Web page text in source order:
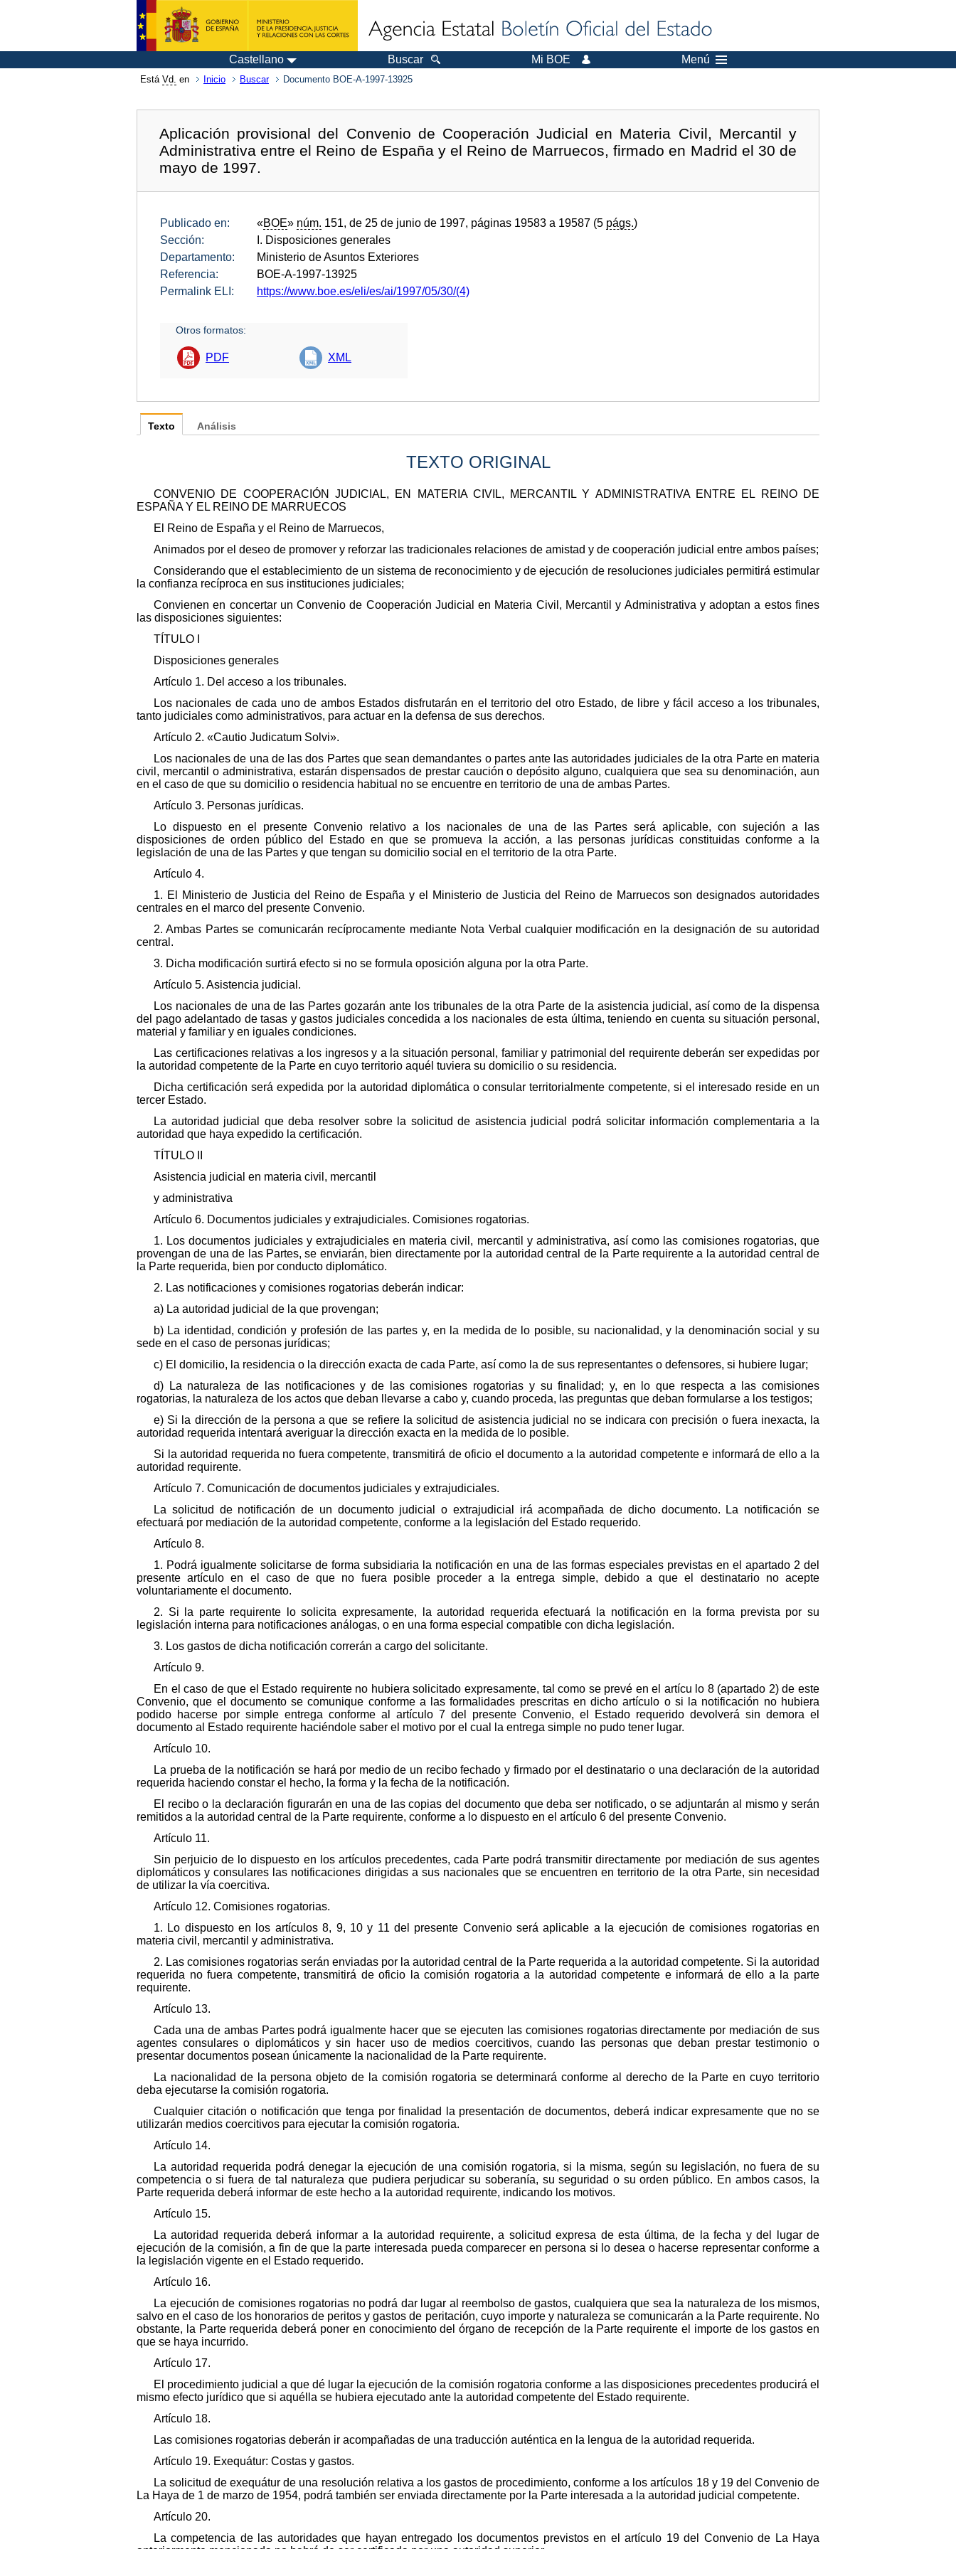
Castellano Buscar Mi BOE Menú
Está Vd. en Inicio Buscar Documento BOE-A-1997-13925
Aplicación provisional del Convenio de Cooperación Judicial en Materia Civil, Mercantil y
Administrativa entre el Reino de España y el Reino de Marruecos, firmado en Madrid el 30 de
mayo de 1997.
Publicado en: «BOE» núm. 151, de 25 de junio de 1997, páginas 19583 a 19587 (5 págs.)
Sección:
I. Disposiciones generales
Departamento:
Ministerio de Asuntos Exteriores
Referencia:
BOE-A-1997-13925
Permalink ELI:
https://www.boe.es/eli/es/ai/1997/05/30/(4)
Otros formatos:
PDF XML
Texto
TEXTO ORIGINAL
CONVENIO DE COOPERACIÓN JUDICIAL, EN MATERIA CIVIL, MERCANTIL Y ADMINISTRATIVA ENTRE EL REINO DE
ESPAÑA Y EL REINO DE MARRUECOS
El Reino de España y el Reino de Marruecos,
Animados por el deseo de promover y reforzar las tradicionales relaciones de amistad y de cooperación judicial entre ambos países;
Considerando que el establecimiento de un sistema de reconocimiento y de ejecución de resoluciones judiciales permitirá estimular
la confianza recíproca en sus instituciones judiciales;
Convienen en concertar un Convenio de Cooperación Judicial en Materia Civil, Mercantil y Administrativa y adoptan a estos fines
las disposiciones siguientes:
TÍTULO I
Disposiciones generales
Artículo 1. Del acceso a los tribunales.
Los nacionales de cada uno de ambos Estados disfrutarán en el territorio del otro Estado, de libre y fácil acceso a los tribunales,
tanto judiciales como administrativos, para actuar en la defensa de sus derechos.
Artículo 2. «Cautio Judicatum Solvi».
Los nacionales de una de las dos Partes que sean demandantes o partes ante las autoridades judiciales de la otra Parte en materia
civil, mercantil o administrativa, estarán dispensados de prestar caución o depósito alguno, cualquiera que sea su denominación, aun
en el caso de que su domicilio o residencia habitual no se encuentre en territorio de una de ambas Partes.
Artículo 3. Personas jurídicas.
Lo dispuesto en el presente Convenio relativo a los nacionales de una de las Partes será aplicable, con sujeción a las
disposiciones de orden público del Estado en que se promueva la acción, a las personas jurídicas constituidas conforme a la
legislación de una de las Partes y que tengan su domicilio social en el territorio de la otra Parte.
Artículo 4.
1. El Ministerio de Justicia del Reino de España y el Ministerio de Justicia del Reino de Marruecos son designados autoridades
centrales en el marco del presente Convenio.
2. Ambas Partes se comunicarán recíprocamente mediante Nota Verbal cualquier modificación en la designación de su autoridad
central.
3. Dicha modificación surtirá efecto si no se formula oposición alguna por la otra Parte.
Artículo 5. Asistencia judicial.
Los nacionales de una de las Partes gozarán ante los tribunales de la otra Parte de la asistencia judicial, así como de la dispensa
del pago adelantado de tasas y gastos judiciales concedida a los nacionales de esta última, teniendo en cuenta su situación personal,
material y familiar y en iguales condiciones.
Las certificaciones relativas a los ingresos y a la situación personal, familiar y patrimonial del requirente deberán ser expedidas por
la autoridad competente de la Parte en cuyo territorio aquél tuviera su domicilio o su residencia.
Dicha certificación será expedida por la autoridad diplomática o consular territorialmente competente, si el interesado reside en un
tercer Estado.
La autoridad judicial que deba resolver sobre la solicitud de asistencia judicial podrá solicitar información complementaria a la
autoridad que haya expedido la certificación.
TÍTULO II
Asistencia judicial en materia civil, mercantil
y administrativa
Artículo 6. Documentos judiciales y extrajudiciales. Comisiones rogatorias.
1. Los documentos judiciales y extrajudiciales en materia civil, mercantil y administrativa, así como las comisiones rogatorias, que
provengan de una de las Partes, se enviarán, bien directamente por la autoridad central de la Parte requirente a la autoridad central de
la Parte requerida, bien por conducto diplomático.
2. Las notificaciones y comisiones rogatorias deberán indicar:
a) La autoridad judicial de la que provengan;
b) La identidad, condición y profesión de las partes y, en la medida de lo posible, su nacionalidad, y la denominación social y su
sede en el caso de personas jurídicas;
c) El domicilio, la residencia o la dirección exacta de cada Parte, así como la de sus representantes o defensores, si hubiere lugar;
d) La naturaleza de las notificaciones y de las comisiones rogatorias y su finalidad; y, en lo que respecta a las comisiones
rogatorias, la naturaleza de los actos que deban llevarse a cabo y, cuando proceda, las preguntas que deban formularse a los testigos;
e) Si la dirección de la persona a que se refiere la solicitud de asistencia judicial no se indicara con precisión o fuera inexacta, la
autoridad requerida intentará averiguar la dirección exacta en la medida de lo posible.
Si la autoridad requerida no fuera competente, transmitirá de oficio el documento a la autoridad competente e informará de ello a la
autoridad requirente.
Artículo 7. Comunicación de documentos judiciales y extrajudiciales.
La solicitud de notificación de un documento judicial o extrajudicial irá acompañada de dicho documento. La notificación se
efectuará por mediación de la autoridad competente, conforme a la legislación del Estado requerido.
Artículo 8.
1. Podrá igualmente solicitarse de forma subsidiaria la notificación en una de las formas especiales previstas en el apartado 2 del
presente artículo en el caso de que no fuera posible proceder a la entrega simple, debido a que el destinatario no acepte
voluntariamente el documento.
2. Si la parte requirente lo solicita expresamente, la autoridad requerida efectuará la notificación en la forma prevista por su
legislación interna para notificaciones análogas, o en una forma especial compatible con dicha legislación.
3. Los gastos de dicha notificación correrán a cargo del solicitante.
Artículo 9.
En el caso de que el Estado requirente no hubiera solicitado expresamente, tal como se prevé en el artícu lo 8 (apartado 2) de este
Convenio, que el documento se comunique conforme a las formalidades prescritas en dicho artículo o si la notificación no hubiera
podido hacerse por simple entrega conforme al artículo 7 del presente Convenio, el Estado requerido devolverá sin demora el
documento al Estado requirente haciéndole saber el motivo por el cual la entrega simple no pudo tener lugar.
Artículo 10.
La prueba de la notificación se hará por medio de un recibo fechado y firmado por el destinatario o una declaración de la autoridad
requerida haciendo constar el hecho, la forma y la fecha de la notificación.
El recibo o la declaración figurarán en una de las copias del documento que deba ser notificado, o se adjuntarán al mismo y serán
remitidos a la autoridad central de la Parte requirente, conforme a lo dispuesto en el artículo 6 del presente Convenio.
Artículo 11.
Sin perjuicio de lo dispuesto en los artículos precedentes, cada Parte podrá transmitir directamente por mediación de sus agentes
diplomáticos y consulares las notificaciones dirigidas a sus nacionales que se encuentren en territorio de la otra Parte, sin necesidad
de utilizar la vía coercitiva.
Artículo 12. Comisiones rogatorias.
1. Lo dispuesto en los artículos 8, 9, 10 y 11 del presente Convenio será aplicable a la ejecución de comisiones rogatorias en
materia civil, mercantil y administrativa.
2. Las comisiones rogatorias serán enviadas por la autoridad central de la Parte requerida a la autoridad competente. Si la autoridad
requerida no fuera competente, transmitirá de oficio la comisión rogatoria a la autoridad competente e informará de ello a la parte
requirente.
Artículo 13.
Cada una de ambas Partes podrá igualmente hacer que se ejecuten las comisiones rogatorias directamente por mediación de sus
agentes consulares o diplomáticos y sin hacer uso de medios coercitivos, cuando las personas que deban prestar testimonio o
presentar documentos posean únicamente la nacionalidad de la Parte requirente.
La nacionalidad de la persona objeto de la comisión rogatoria se determinará conforme al derecho de la Parte en cuyo territorio
deba ejecutarse la comisión rogatoria.
Cualquier citación o notificación que tenga por finalidad la presentación de documentos, deberá indicar expresamente que no se
utilizarán medios coercitivos para ejecutar la comisión rogatoria.
Artículo 14.
La autoridad requerida podrá denegar la ejecución de una comisión rogatoria, si la misma, según su legislación, no fuera de su
competencia o si fuera de tal naturaleza que pudiera perjudicar su soberanía, su seguridad o su orden público. En ambos casos, la
Parte requerida deberá informar de este hecho a la autoridad requirente, indicando los motivos.
Artículo 15.
La autoridad requerida deberá informar a la autoridad requirente, a solicitud expresa de esta última, de la fecha y del lugar de
ejecución de la comisión, a fin de que la parte interesada pueda comparecer en persona si lo desea o hacerse representar conforme a
la legislación vigente en el Estado requerido.
Artículo 16.
La ejecución de comisiones rogatorias no podrá dar lugar al reembolso de gastos, cualquiera que sea la naturaleza de los mismos,
salvo en el caso de los honorarios de peritos y gastos de peritación, cuyo importe y naturaleza se comunicarán a la Parte requirente. No
obstante, la Parte requerida deberá poner en conocimiento del órgano de recepción de la Parte requirente el importe de los gastos en
que se haya incurrido.
Artículo 17.
El procedimiento judicial a que dé lugar la ejecución de la comisión rogatoria conforme a las disposiciones precedentes producirá el
mismo efecto jurídico que si aquélla se hubiera ejecutado ante la autoridad competente del Estado requirente.
Artículo 18.
Las comisiones rogatorias deberán ir acompañadas de una traducción auténtica en la lengua de la autoridad requerida.
Artículo 19. Exequátur: Costas y gastos.
La solicitud de exequátur de una resolución relativa a los gastos de procedimiento, conforme a los artículos 18 y 19 del Convenio de
La Haya de 1 de marzo de 1954, podrá también ser enviada directamente por la Parte interesada a la autoridad judicial competente.
Artículo 20.
La competencia de las autoridades que hayan entregado los documentos previstos en el artículo 19 del Convenio de La Haya
Análisis